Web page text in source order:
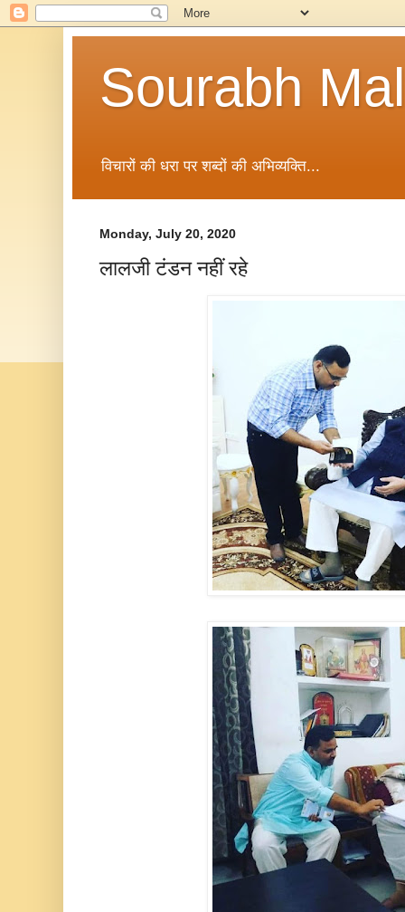
Sourabh
विचारों की धरा पर शब्दों की अभिव्यक्ति...
Monday, July 20, 2020
लालजी टंडन नहीं रहे